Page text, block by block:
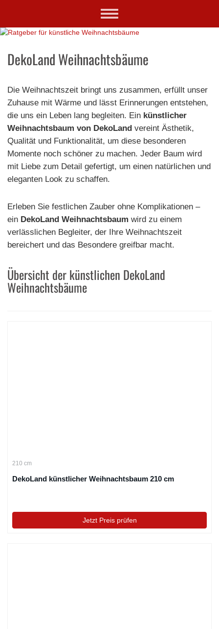
content
Toggle
DekoLand Weihnachtsbäume
Die Weihnachtszeit bringt uns zusammen, erfüllt unser
Zuhause mit Wärme und lässt Erinnerungen entstehen,
die uns ein Leben lang begleiten. Ein künstlicher
Weihnachtsbaum von DekoLand vereint Ästhetik,
Qualität und Funktionalität, um diese besonderen
Momente noch schöner zu machen. Jeder Baum wird
mit Liebe zum Detail gefertigt, um einen natürlichen und
eleganten Look zu schaffen.
Erleben Sie festlichen Zauber ohne Komplikationen –
ein DekoLand Weihnachtsbaum wird zu einem
verlässlichen Begleiter, der Ihre Weihnachtszeit
bereichert und das Besondere greifbar macht.
Übersicht der künstlichen DekoLand
Weihnachtsbäume
210 cm
DekoLand künstlicher Weihnachtsbaum 210 cm
Jetzt Preis prüfen